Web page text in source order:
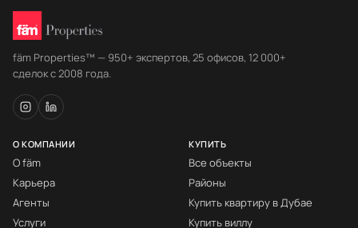
fäm Properties™ — 950+ экспертов, 25 офисов, 12 000+
сделок с 2008 года.
О КОМПАНИИ
О fäm
Карьера
Агенты
Услуги
КУПИТЬ
Все объекты
Районы
Купить квартиру в Дубае
Купить виллу